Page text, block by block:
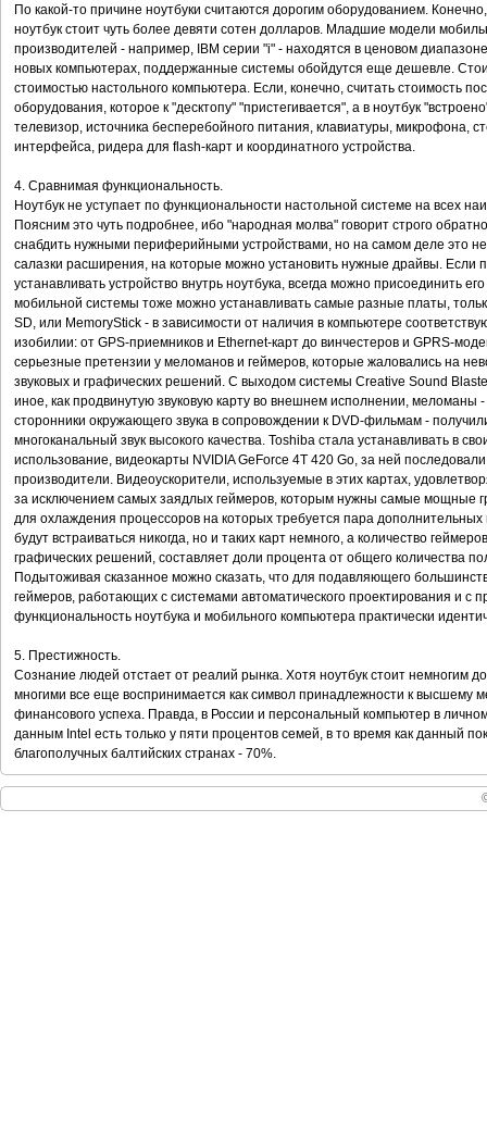
По какой-то причине ноутбуки считаются дорогим оборудованием.
ноутбук стоит чуть более девяти сотен долларов. Младшие модели
производителей - например, IBM серии "i" - находятся в ценовом
новых компьютерах, поддержанные системы обойдутся еще дешевле.
стоимостью настольного компьютера. Если, конечно, считать стоимость
оборудования, которое к "десктопу" "пристегивается", а в ноутбук
телевизор, источника бесперебойного питания, клавиатуры, микрофона,
интерфейса, ридера для flash-карт и координатного устройства.
4. Сравнимая функциональность.
Ноутбук не уступает по функциональности настольной системе на всех
Поясним это чуть подробнее, ибо "народная молва" говорит строго
снабдить нужными периферийными устройствами, но на самом деле это
салазки расширения, на которые можно установить нужные драйвы. Если
устанавливать устройство внутрь ноутбука, всегда можно присоединить
мобильной системы тоже можно устанавливать самые разные платы,
SD, или MemoryStick - в зависимости от наличия в компьютере
изобилии: от GPS-приемников и Ethernet-карт до винчестеров и GPRS-
серьезные претензии у меломанов и геймеров, которые жаловались на
звуковых и графических решений. С выходом системы Creative Sound
иное, как продвинутую звуковую карту во внешнем исполнении, меломаны
сторонники окружающего звука в сопровождении к DVD-фильмам -
многоканальный звук высокого качества. Toshiba стала устанавливать в
использование, видеокарты NVIDIA GeForce 4T 420 Go, за ней
производители. Видеоускорители, используемые в этих картах,
за исключением самых заядлых геймеров, которым нужны самые мощные
для охлаждения процессоров на которых требуется пара
будут встраиваться никогда, но и таких карт немного, а количество
графических решений, составляет доли процента от общего количества
Подытоживая сказанное можно сказать, что для подавляющего
геймеров, работающих с системами автоматического проектирования и с
функциональность ноутбука и мобильного компьютера практически
5. Престижность.
Сознание людей отстает от реалий рынка. Хотя ноутбук стоит немногим
многими все еще воспринимается как символ принадлежности к высшему
финансового успеха. Правда, в России и персональный компьютер в
данным Intel есть только у пяти процентов семей, в то время как данный
благополучных балтийских странах - 70%.